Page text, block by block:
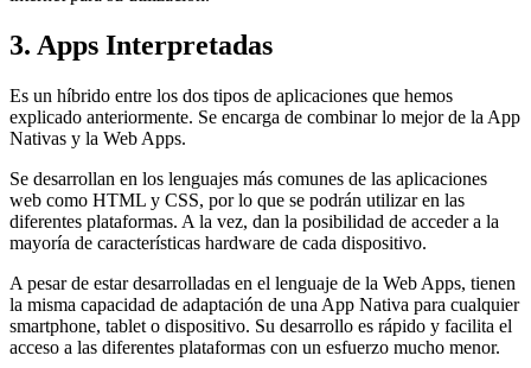
3. Apps Interpretadas
Es un híbrido entre los dos tipos de aplicaciones que hemos
explicado anteriormente. Se encarga de combinar lo mejor de la App
Nativas y la Web Apps.
Se desarrollan en los lenguajes más comunes de las aplicaciones
web como HTML y CSS, por lo que se podrán utilizar en las
diferentes plataformas. A la vez, dan la posibilidad de acceder a la
mayoría de características hardware de cada dispositivo.
A pesar de estar desarrolladas en el lenguaje de la Web Apps, tienen
la misma capacidad de adaptación de una App Nativa para cualquier
smartphone, tablet o dispositivo. Su desarrollo es rápido y facilita el
acceso a las diferentes plataformas con un esfuerzo mucho menor.